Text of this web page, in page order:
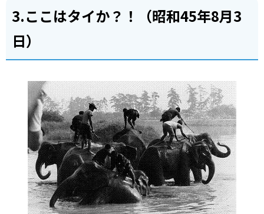
3.ここはタイか？！（昭和45年8月3
日）